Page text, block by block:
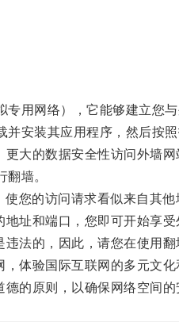
网络），它能够建立您与
装其应用程序，然后按照
大的数据安全性访问外墙网
墙。
的访问请求看似来自其他
和端口，您即可开始享受
的，因此，请您在使用翻
验国际互联网的多元文化
原则，以确保网络空间的